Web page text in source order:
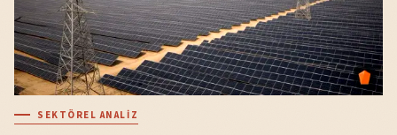
SEKTÖREL ANALIZ